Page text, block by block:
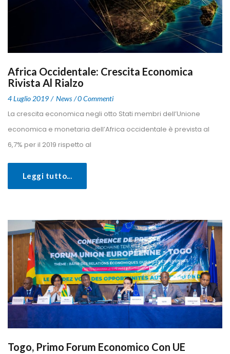
Africa Occidentale: Crescita Economica
Rivista Al Rialzo
4 Luglio 2019 New 0 Commenti
La crescita economica negli otto Stati membri dell’Unione
economica e monetaria dell’Africa occidentale è prevista al
6,7% per il 2019 rispetto al
Leggi tutto...
Togo, Primo Forum Economico Con UE